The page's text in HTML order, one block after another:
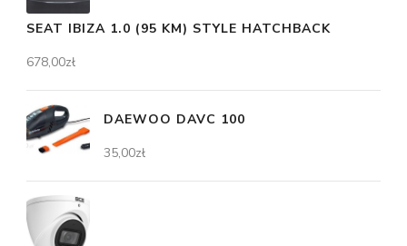
SEAT IBIZA 1.0 (95 KM) STYLE HATCHBACK
678,00zł
DAEWOO DAVC 100
35,00zł